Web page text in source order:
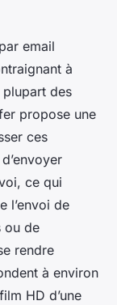
email
à
des
propose une
ces
ce qui
l’envoi de
ou de
rendre
à environ
HD d’une